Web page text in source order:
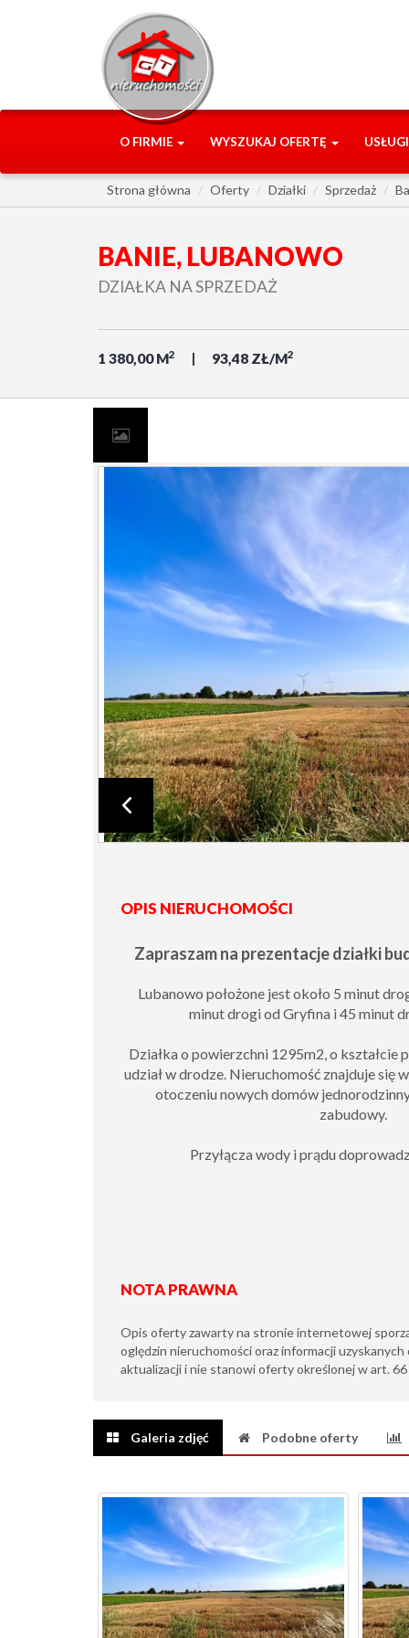
O FIRMIE WYSZUKAJ OFERTĘ
Strona główna Oferty Działki Sprzedaż
BANIE, LUBANOWO
DZIAŁKA NA SPRZEDAŻ
1 380,00 M2 93,48 ZŁ/M2
OPIS NIERUCHOMOŚCI
Zapraszam na prezentacje działki
Lubanowo położone jest około 5 minut
minut drogi od Gryfina i 45 minut
Działka o powierzchni 1295m2, o kształcie
udział w drodze. Nieruchomość znajduje się
otoczeniu nowych domów
zabudowy.
Przyłącza wody i prądu
NOTA PRAWNA
Opis oferty zawarty na stronie internetowej
oględzin nieruchomości oraz informacji uzyskanych
aktualizacji i nie stanowi oferty określonej w art.
Galeria zdjęć Podobne oferty